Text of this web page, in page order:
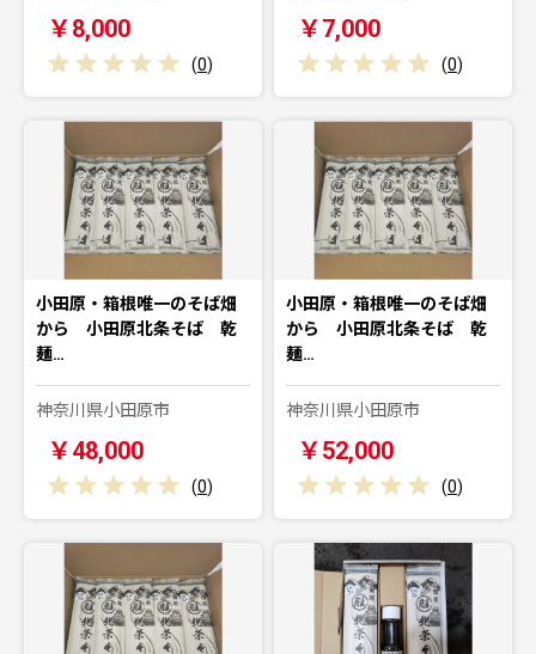
￥8,000
(0)
￥7,000
(0)
小田原・箱根唯一のそば畑
から 小田原北条そば 乾
麺…
神奈川県小田原市
￥48,000
(0)
小田原・箱根唯一のそば畑
から 小田原北条そば 乾
麺…
神奈川県小田原市
￥52,000
(0)